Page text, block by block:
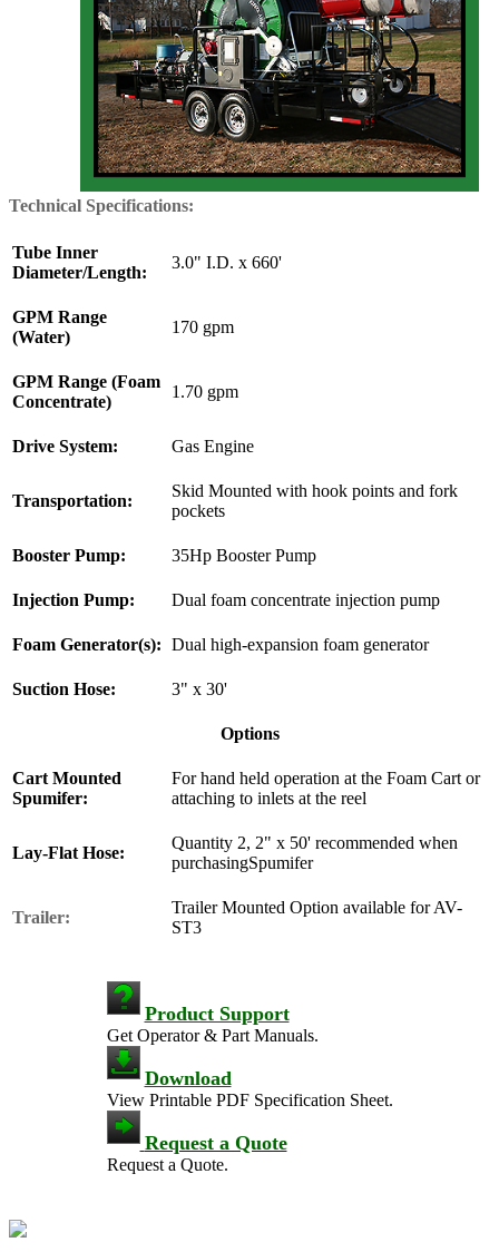
Technical Specifications:
Tube Inner
Diameter/Length:
3.0" I.D. x 660'
GPM Range
(Water)
170 gpm
GPM Range (Foam
Concentrate)
1.70 gpm
Drive System: Gas Engine
Transportation:
Skid Mounted with hook points and fork
pockets
Booster Pump: 35Hp Booster Pump
Injection Pump: Dual foam concentrate injection pump
Foam Generator(s): Dual high-expansion foam generator
Suction Hose: 3" x 30'
Options
Cart Mounted
Spumifer:
For hand held operation at the Foam Cart or
attaching to inlets at the reel
Lay-Flat Hose:
Quantity 2, 2" x 50' recommended when
purchasingSpumifer
Trailer:
Trailer Mounted Option available for AV-
ST3
Product Support
Get Operator & Part Manuals.
Download
View Printable PDF Specification Sheet.
Request a Quote
Request a Quote.